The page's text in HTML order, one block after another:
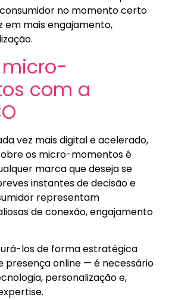
no momento certo
em mais engajamento,
com a
vez mais digital e acelerado,
os micro-momentos é
marca que deseja se
instantes de decisão e
representam
de conexão, engajamento
los de forma estratégica
presença online — é necessário
personalização e,